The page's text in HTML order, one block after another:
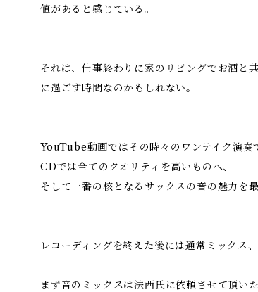
値があると感じている。
それは、仕事終わりに家のリビングでお酒と
に過ごす時間なのかもしれない。
YouTube動画ではその時々のワンテイク演奏
CDでは全てのクオリティを高いものへ、
そして一番の核となるサックスの音の魅力を
レコーディングを終えた後には通常ミックス
まず音のミックスは法西氏に依頼させて頂い